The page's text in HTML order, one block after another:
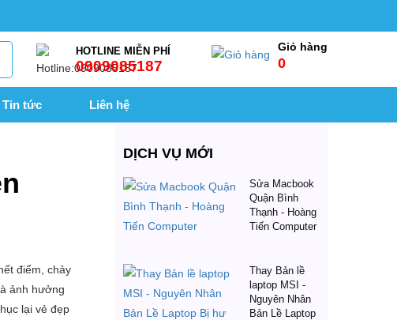
Giỏ hàng
0
HOTLINE MIỄN PHÍ
0909085187
Tin tức Liên hệ
điểm, chảy
ảnh hưởng
lại vẻ đẹp
DỊCH VỤ MỚI
Sửa Macbook
Quận Bình
Thạnh - Hoàng
Tiến Computer
Thay Bản lề
laptop MSI -
Nguyên Nhân
Bản Lề Laptop